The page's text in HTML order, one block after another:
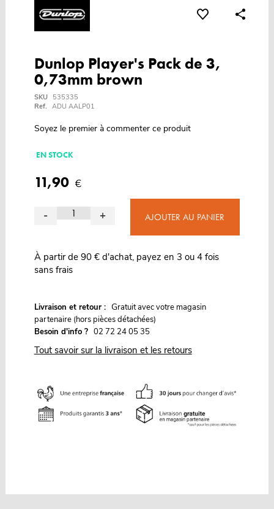
Dunlop Player's Pack de 3,
0,73mm brown
SKU
535335
Ref. ADU AALP01
Soyez le premier à commenter ce produit
EN STOCK
11,90 €
- + AJOUTER AU PANIER
À partir de 90 € d'achat, payez en 3 ou 4 fois
sans frais
Livraison et retour : Gratuit avec votre magasin
partenaire (hors pièces détachées)
Besoin d'info ? 02 72 24 05 35
Tout savoir sur la livraison et les retours